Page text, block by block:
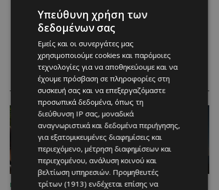
RELATED ARTICLES
ΜΈΝΟΥΜΕ ΕΝΗΜΕΡΩΜΈΝΟΙ ΜΈΝΟΥΜΕ ΚΎΠΡΟ
Υπεύθυνη χρήση των
δεδομένων σας
Εμείς και οι συνεργάτες μας
χρησιμοποιούμε cookies και παρόμοιες
τεχνολογίες για να αποθηκεύουμε και να
έχουμε πρόσβαση σε πληροφορίες στη
συσκευή σας και να επεξεργαζόμαστε
προσωπικά δεδομένα, όπως τη
διεύθυνση IP σας, μοναδικά
αναγνωριστικά και δεδομένα περιήγησης,
για εξατομικευμένες διαφημίσεις και
περιεχόμενο, μέτρηση διαφημίσεων και
περιεχομένου, ανάλυση κοινού και
βελτίωση υπηρεσιών. Προμηθευτές
τρίτων (1913) ενδέχεται επίσης να